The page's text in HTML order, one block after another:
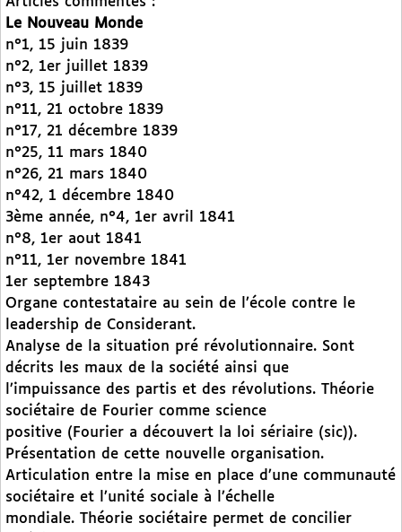
Le Nouveau Monde
n°1, 15 juin 1839
n°2, 1er juillet 1839
n°3, 15 juillet 1839
n°11, 21 octobre 1839
n°17, 21 décembre 1839
n°25, 11 mars 1840
n°26, 21 mars 1840
n°42, 1 décembre 1840
3ème année, n°4, 1er avril 1841
n°8, 1er aout 1841
n°11, 1er novembre 1841
1er septembre 1843
Organe contestataire au sein de l’école contre le
leadership de Considerant.
Analyse de la situation pré révolutionnaire. Sont
décrits les maux de la société ainsi que
l’impuissance des partis et des révolutions. Théorie
sociétaire de Fourier comme science
positive (Fourier a découvert la loi sériaire (sic)).
Présentation de cette nouvelle organisation.
Articulation entre la mise en place d’une communauté
sociétaire et l’unité sociale à l’échelle
mondiale. Théorie sociétaire permet de concilier